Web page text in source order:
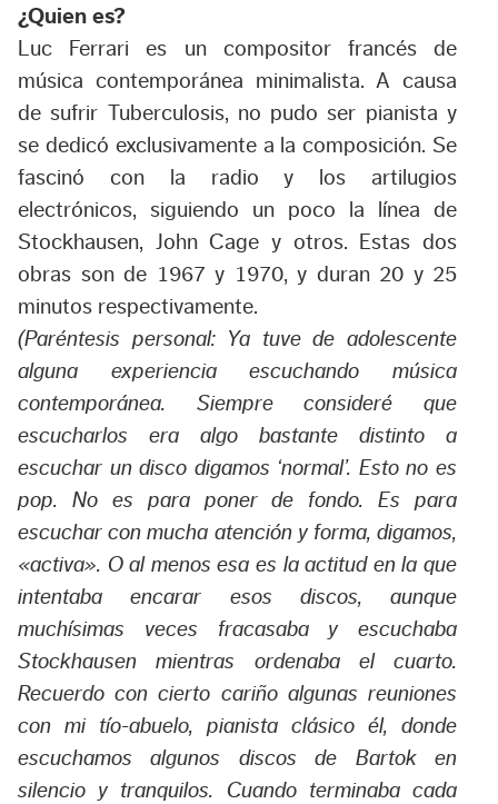
¿Quien es?
Luc Ferrari es un compositor francés de
música contemporánea minimalista. A causa
de sufrir Tuberculosis, no pudo ser pianista y
se dedicó exclusivamente a la composición. Se
fascinó con la radio y los artilugios
electrónicos, siguiendo un poco la línea de
Stockhausen, John Cage y otros. Estas dos
obras son de 1967 y 1970, y duran 20 y 25
minutos respectivamente.
(Paréntesis personal: Ya tuve de adolescente
alguna experiencia escuchando música
contemporánea. Siempre consideré que
escucharlos era algo bastante distinto a
escuchar un disco digamos ‘normal’. Esto no es
pop. No es para poner de fondo. Es para
escuchar con mucha atención y forma, digamos,
«activa». O al menos esa es la actitud en la que
intentaba encarar esos discos, aunque
muchísimas veces fracasaba y escuchaba
Stockhausen mientras ordenaba el cuarto.
Recuerdo con cierto cariño algunas reuniones
con mi tío-abuelo, pianista clásico él, donde
escuchamos algunos discos de Bartok en
silencio y tranquilos. Cuando terminaba cada